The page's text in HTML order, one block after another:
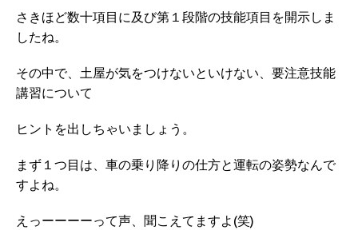
さきほど数十項目に及び第１段階の技能項目を開示しま
したね。
その中で、土屋が気をつけないといけない、要注意技能
講習について
ヒントを出しちゃいましょう。
まず１つ目は、車の乗り降りの仕方と運転の姿勢なんで
すよね。
えっーーーーって声、聞こえてますよ(笑)